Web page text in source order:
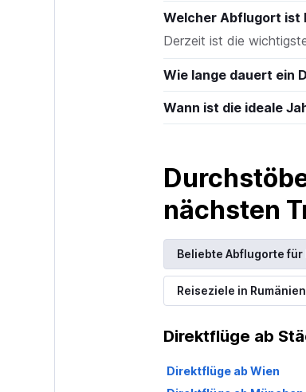
Welcher Abflugort ist
Derzeit ist die
Wie lange dauert ein
Wann ist die ideale
nächsten
Beliebte Abflugorte für
Reiseziele in Rumänien
Direktflüge ab
Direktflüge ab Wien